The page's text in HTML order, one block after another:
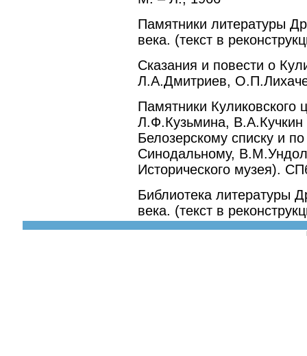
Памятники литературы
века. (текст в
Сказания и повести о
Л.А.Дмитриев,
Памятники
Л.Ф.Кузьмина, В.А.Кучкин
Белозерскому списку и
Синодальному,
Исторического музея).
Библиотека литературы
века. (текст в